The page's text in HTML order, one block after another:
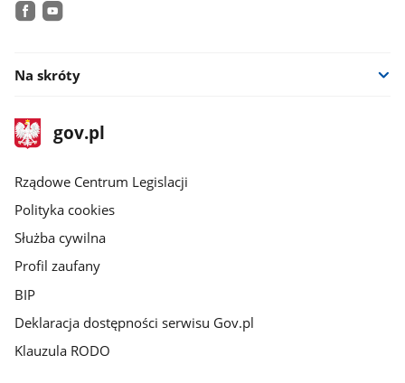
Na skróty
stopka
gov.plStrona
gov.pl
Rządowe Centrum Legislacji
Polityka cookies
Służba cywilna
Profil zaufany
BIP
Deklaracja dostępności serwisu Gov.pl
Klauzula RODO